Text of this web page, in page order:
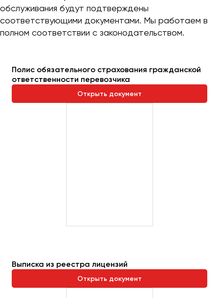
обслуживания будут подтверждены
соответствующими документами. Мы работаем в
полном соответствии с законодательством.
Полис обязательного страхования гражданской
ответственности перевозчика
Открыть документ
Выписка из реестра лицензий
Открыть документ